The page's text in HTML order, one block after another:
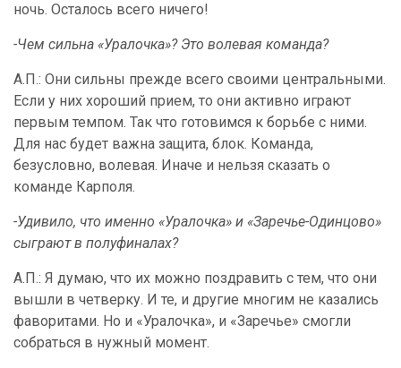
ночь. Осталось всего ничего!
-Чем сильна «Уралочка»? Это волевая команда?
А.П.: Они сильны прежде всего своими центральными.
Если у них хороший прием, то они активно играют
первым темпом. Так что готовимся к борьбе с ними.
Для нас будет важна защита, блок. Команда,
безусловно, волевая. Иначе и нельзя сказать о
команде Карполя.
-Удивило, что именно «Уралочка» и «Заречье-Одинцово»
сыграют в полуфиналах?
А.П.: Я думаю, что их можно поздравить с тем, что они
вышли в четверку. И те, и другие многим не казались
фаворитами. Но и «Уралочка», и «Заречье» смогли
собраться в нужный момент.